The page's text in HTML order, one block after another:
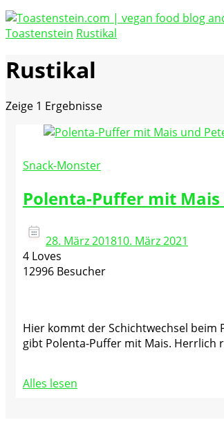
Toastenstein.com
Toastenstein Rustikal
Rustikal
Zeige 1 Ergebnisse
Snack-Monster
Polenta-Puffer mit
28. März 201810. März 2021
4 Loves
12996 Besucher
Hier kommt der Schichtwechsel
gibt Polenta-Puffer mit Mais. Herrlich
Alles lesen